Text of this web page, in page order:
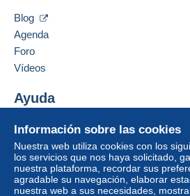
De 16 a 20
7,00 €
Desde 21
0,00 €
Información sobre las cookies
Nuestra web utiliza cookies con los
los servicios que nos haya solicitado,
nuestra plataforma, recordar sus
agradable su navegación, elaborar
nuestra web a sus necesidades,
Blog
Agenda
Foro
Vídeos
Ayuda
Comprar en Delcampe
Vender en Delcampe
Una página securizada